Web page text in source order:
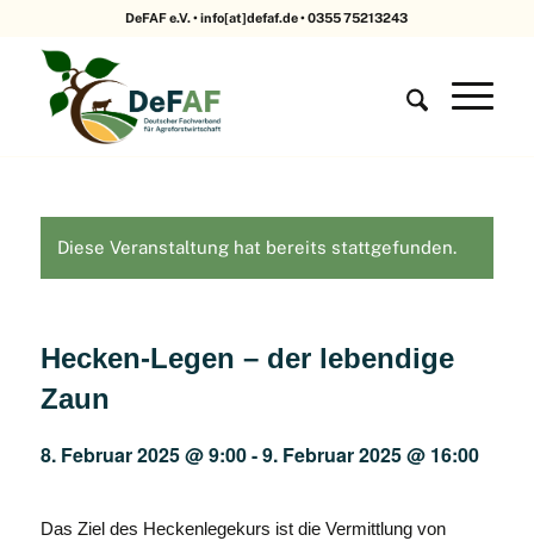
DeFAF e.V. • info[at]defaf.de • 0355 75213243
Diese Veranstaltung hat bereits stattgefunden.
Hecken-Legen – der lebendige
Zaun
8. Februar 2025 @ 9:00-9. Februar 2025 @ 16:00
Das Ziel des Heckenlegekurs ist die Vermittlung von